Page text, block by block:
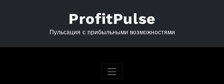
ProfitPulse
Пульсация с прибыльными возможностями